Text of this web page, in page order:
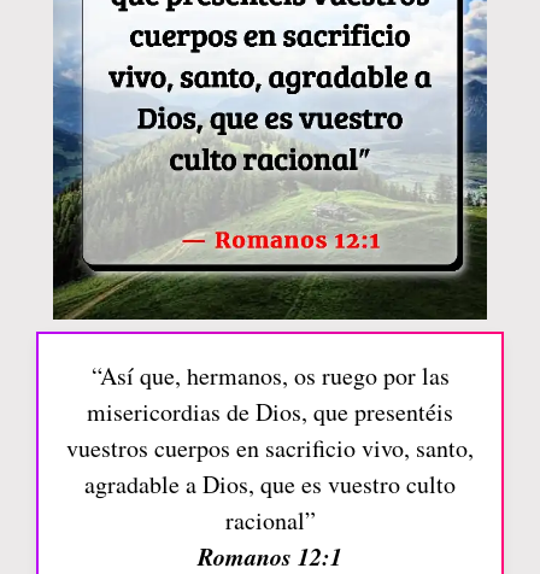
“Así que, hermanos, os ruego por las
misericordias de Dios, que presentéis
vuestros cuerpos en sacrificio vivo, santo,
agradable a Dios, que es vuestro culto
racional”
Romanos 12:1